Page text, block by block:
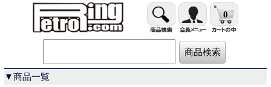
0
▼商品一覧